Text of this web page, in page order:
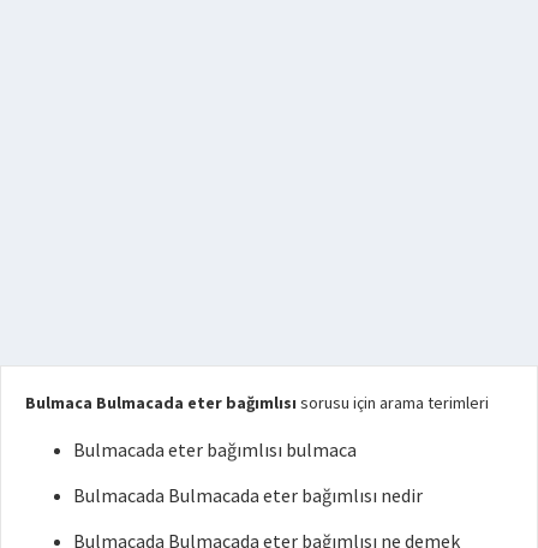
Bulmaca Bulmacada eter bağımlısı sorusu için arama terimleri
Bulmacada eter bağımlısı bulmaca
Bulmacada Bulmacada eter bağımlısı nedir
Bulmacada Bulmacada eter bağımlısı ne demek